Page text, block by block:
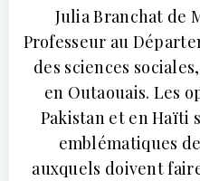
Julia Branchat de
Professeur au
des sciences
en Outaouais. Les
Pakistan et en
emblématiques
auxquels doivent